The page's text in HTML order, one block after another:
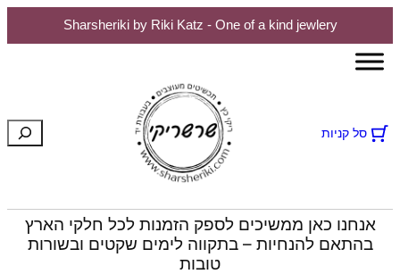
Sharsheriki by Riki Katz - One of a kind jewlery
לדלג
סל קניות חיפוש
אנחנו כאן ממשיכים לספק הזמנות לכל חלקי הארץ
בהתאם להנחיות – בתקווה לימים שקטים ובשורות
טובות